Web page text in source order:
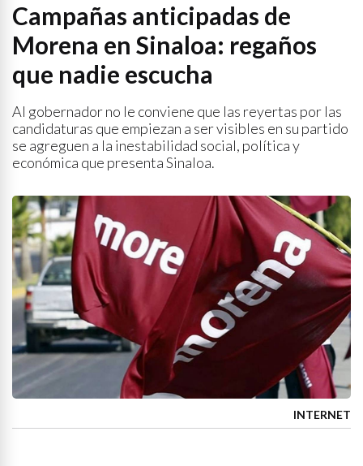
Campañas anticipadas de
Morena en Sinaloa: regaños
que nadie escucha
Al gobernador no le conviene que las reyertas por las
candidaturas que empiezan a ser visibles en su partido
se agreguen a la inestabilidad social, política y
económica que presenta Sinaloa.
INTERNET